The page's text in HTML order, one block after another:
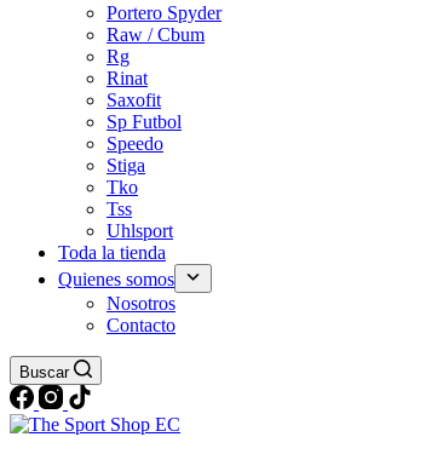
Portero Spyder
Raw / Cbum
Rg
Rinat
Saxofit
Sp Futbol
Speedo
Stiga
Tko
Tss
Uhlsport
Toda la tienda
Quienes somos
Nosotros
Contacto
Buscar